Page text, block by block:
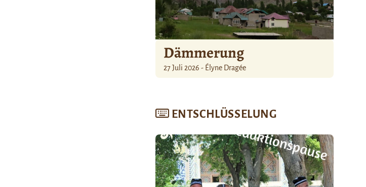
Dämmerung
27 Juli 2026 - Élyne Dragée
ENTSCHLÜSSELUNG